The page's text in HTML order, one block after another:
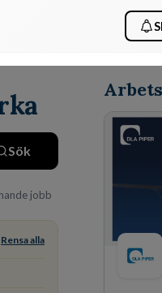
Sök
jobb
Rensa alla